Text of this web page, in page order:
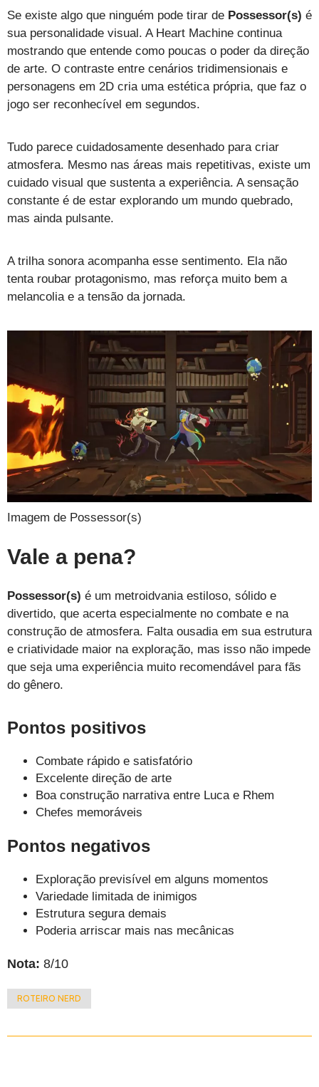
Se existe algo que ninguém pode tirar de Possessor(s) é
sua personalidade visual. A Heart Machine continua
mostrando que entende como poucas o poder da direção
de arte. O contraste entre cenários tridimensionais e
personagens em 2D cria uma estética própria, que faz o
jogo ser reconhecível em segundos.
Tudo parece cuidadosamente desenhado para criar
atmosfera. Mesmo nas áreas mais repetitivas, existe um
cuidado visual que sustenta a experiência. A sensação
constante é de estar explorando um mundo quebrado,
mas ainda pulsante.
A trilha sonora acompanha esse sentimento. Ela não
tenta roubar protagonismo, mas reforça muito bem a
melancolia e a tensão da jornada.
Imagem de Possessor(s)
Vale a pena?
Possessor(s) é um metroidvania estiloso, sólido e
divertido, que acerta especialmente no combate e na
construção de atmosfera. Falta ousadia em sua estrutura
e criatividade maior na exploração, mas isso não impede
que seja uma experiência muito recomendável para fãs
do gênero.
Pontos positivos
Combate rápido e satisfatório
Excelente direção de arte
Boa construção narrativa entre Luca e Rhem
Chefes memoráveis
Pontos negativos
Exploração previsível em alguns momentos
Variedade limitada de inimigos
Estrutura segura demais
Poderia arriscar mais nas mecânicas
Nota: 8/10
ROTEIRO NERD